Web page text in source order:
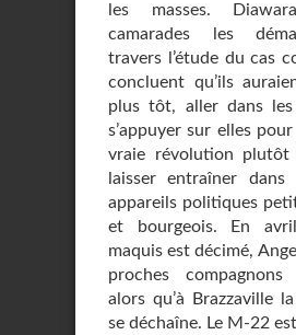
les masses.
camarades les
travers l’étude du cas
concluent qu’ils
plus tôt, aller dans les
s’appuyer sur elles
vraie révolution plutôt
laisser entraîner
appareils politiques
et bourgeois. En
maquis est décimé,
proches compagnons
alors qu’à Brazzaville
se déchaîne. Le M-22